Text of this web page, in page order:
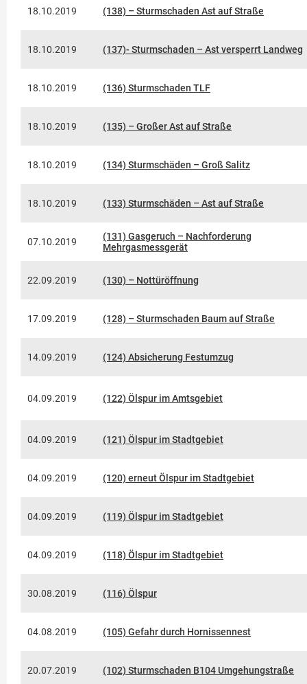
18.10.2019 (138) – Sturmschaden Ast auf Straße
18.10.2019 (137)- Sturmschaden – Ast versperrt Landweg
18.10.2019 (136) Sturmschaden TLF
18.10.2019 (135) – Großer Ast auf Straße
18.10.2019 (134) Sturmschäden – Groß Salitz
18.10.2019 (133) Sturmschäden – Ast auf Straße
07.10.2019
(131) Gasgeruch – Nachforderung
Mehrgasmessgerät
22.09.2019 (130) – Nottüröffnung
17.09.2019 (128) – Sturmschaden Baum auf Straße
14.09.2019 (124) Absicherung Festumzug
04.09.2019 (122) Ölspur im Amtsgebiet
04.09.2019 (121) Ölspur im Stadtgebiet
04.09.2019 (120) erneut Ölspur im Stadtgebiet
04.09.2019 (119) Ölspur im Stadtgebiet
04.09.2019 (118) Ölspur im Stadtgebiet
30.08.2019 (116) Ölspur
04.08.2019 (105) Gefahr durch Hornissennest
20.07.2019 (102) Sturmschaden B104 Umgehungstraße